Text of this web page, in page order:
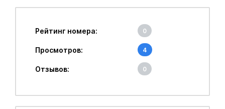
Рейтинг номера: 0
Просмотров: 4
Отзывов: 0